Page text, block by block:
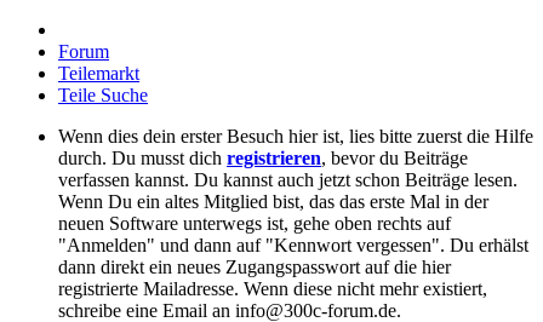
Forum
Teilemarkt
Teile Suche
Wenn dies dein erster Besuch hier ist, lies bitte zuerst die Hilfe
durch. Du musst dich registrieren, bevor du Beiträge
verfassen kannst. Du kannst auch jetzt schon Beiträge lesen.
Wenn Du ein altes Mitglied bist, das das erste Mal in der
neuen Software unterwegs ist, gehe oben rechts auf
"Anmelden" und dann auf "Kennwort vergessen". Du erhälst
dann direkt ein neues Zugangspasswort auf die hier
registrierte Mailadresse. Wenn diese nicht mehr existiert,
schreibe eine Email an info@300c-forum.de.